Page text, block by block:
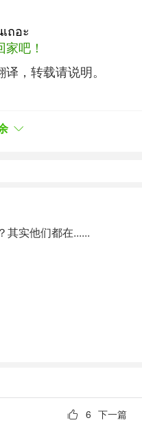
ถอะ
吧！
，转载请说明。
其实他们都在......
下一篇
6